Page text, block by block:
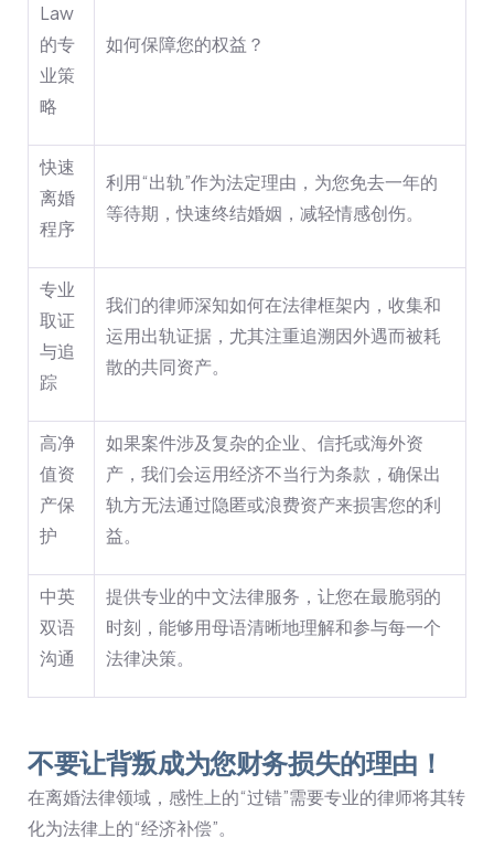
Law
的专
业策
略
如何保障您的权益？
快速
离婚
程序
利用“出轨”作为法定理由，为您免去一年的
等待期，快速终结婚姻，减轻情感创伤。
专业
取证
与追
踪
我们的律师深知如何在法律框架内，收集和
运用出轨证据，尤其注重追溯因外遇而被耗
散的共同资产。
高净
值资
产保
护
如果案件涉及复杂的企业、信托或海外资
产，我们会运用经济不当行为条款，确保出
轨方无法通过隐匿或浪费资产来损害您的利
益。
中英
双语
沟通
提供专业的中文法律服务，让您在最脆弱的
时刻，能够用母语清晰地理解和参与每一个
法律决策。
不要让背叛成为您财务损失的理由！
在离婚法律领域，感性上的“过错”需要专业的律师将其转
化为法律上的“经济补偿”。